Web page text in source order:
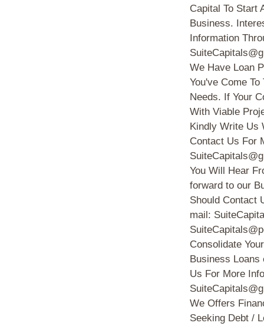
Capital To Start
Business.
Information
We Have Loan
You've Come
Needs. If Your
With Viable
Kindly Write Us
Contact Us For
You Will Hear
forward to our
Should Contact
mail:
Consolidate
Business Loans
Us For More
We Offers
Seeking Debt /